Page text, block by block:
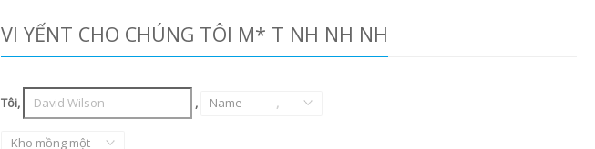
VI YẾNT CHO CHÚNG TÔI M* T NH NH NH
Tôi, , Name ,
Kho mồng một